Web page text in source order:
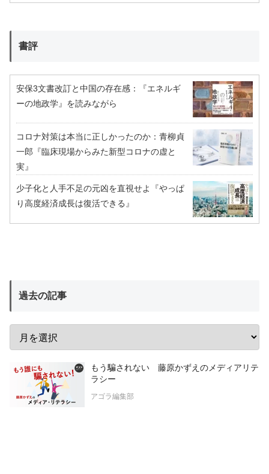
書評
安保3文書改訂と中国の存在感：『エネルギ
ーの地政学』を読みながら
コロナ対策は本当に正しかったのか：青柳貞
一郎『臨床現場からみた新型コロナの虚と
実』
少子化と人手不足の元凶を直視せよ『やっぱ
り高度経済成長は復活できる』
過去の記事
もう騙されない 藤原かずえのメディアリテ
ラシー
アゴラ編集部